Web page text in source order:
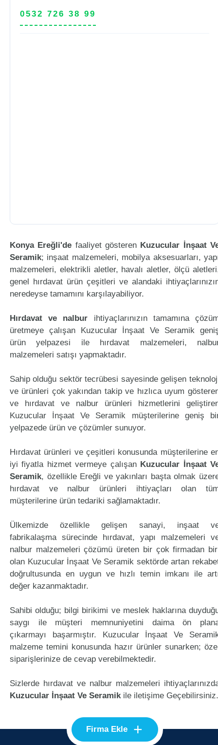
0532 726 38 99
Konya Ereğli'de faaliyet gösteren Kuzucular İnşaat
Seramik; inşaat malzemeleri, mobilya aksesuarları,
malzemeleri, elektrikli aletler, havalı aletler, ölçü
genel hırdavat ürün çeşitleri ve alandaki
neredeyse tamamını karşılayabiliyor.
Hırdavat ve nalbur ihtiyaçlarınızın tamamına
üretmeye çalışan Kuzucular İnşaat Ve Seramik
ürün yelpazesi ile hırdavat malzemeleri,
malzemeleri satışı yapmaktadır.
Sahip olduğu sektör tecrübesi sayesinde gelişen
ve ürünleri çok yakından takip ve hızlıca uyum
ve hırdavat ve nalbur ürünleri hizmetlerini
Kuzucular İnşaat Ve Seramik müşterilerine geniş
yelpazede ürün ve çözümler sunuyor.
Hırdavat ürünleri ve çeşitleri konusunda müşterilerine
iyi fiyatla hizmet vermeye çalışan Kuzucular İnşaat
Seramik, özellikle Ereğli ve yakınları başta olmak
hırdavat ve nalbur ürünleri ihtiyaçları olan
müşterilerine ürün tedariki sağlamaktadır.
Ülkemizde özellikle gelişen sanayi, inşaat
fabrikalaşma sürecinde hırdavat, yapı malzemeleri
nalbur malzemeleri çözümü üreten bir çok firmadan
olan Kuzucular İnşaat Ve Seramik sektörde artan
doğrultusunda en uygun ve hızlı temin imkanı ile
değer kazanmaktadır.
Sahibi olduğu; bilgi birikimi ve meslek haklarına
saygı ile müşteri memnuniyetini daima ön
çıkarmayı başarmıştır. Kuzucular İnşaat Ve
malzeme temini konusunda hazır ürünler sunarken;
siparişlerinize de cevap verebilmektedir.
Sizlerde hırdavat ve nalbur malzemeleri
Kuzucular İnşaat Ve Seramikile iletişime Geçebilirsiniz.
Firma Ekle +